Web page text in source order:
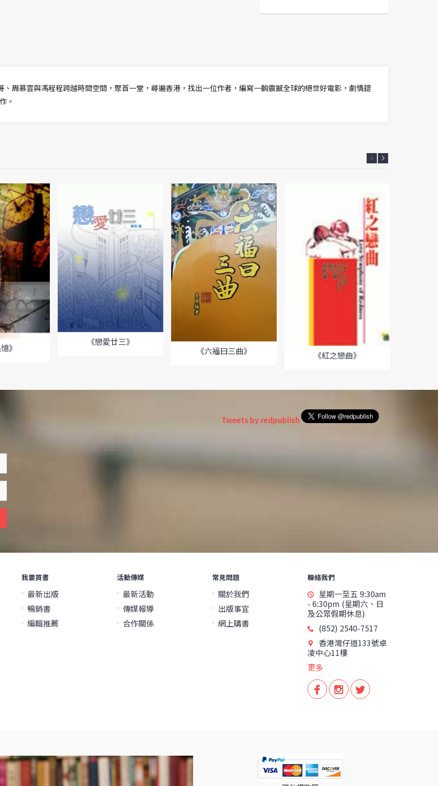
周慕雲與馮程程跨越時間空間，聚首一堂，尋遍香港，找出一位作者，編寫一齣震撼全球的絕世好電影，劇情錯
。
》
《戀愛廿三》
《六福曰三曲》 《紅之戀曲》
Tweets by redpublish
我要買書
最新出版
暢銷書
編輯推薦
活動傳媒
最新活動
傳媒報導
合作關係
常見問題
關於我們
出版事宜
網上購書
聯絡我們
星期一至五 9:30am
- 6:30pm (星期六、日
及公眾假期休息)
(852) 2540-7517
香港灣仔道133號卓
凌中心11樓
更多